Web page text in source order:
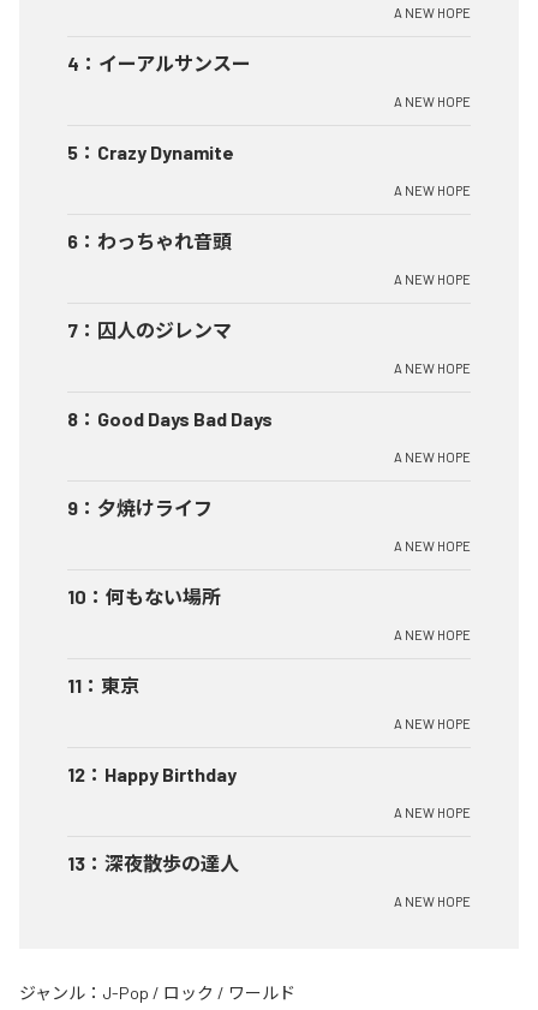
A NEW HOPE
4 ： イーアルサンスー
A NEW HOPE
5 ： Crazy Dynamite
A NEW HOPE
6 ： わっちゃれ音頭
A NEW HOPE
7 ： 囚人のジレンマ
A NEW HOPE
8 ： Good Days Bad Days
A NEW HOPE
9 ： 夕焼けライフ
A NEW HOPE
10 ： 何もない場所
A NEW HOPE
11 ： 東京
A NEW HOPE
12 ： Happy Birthday
A NEW HOPE
13 ： 深夜散歩の達人
A NEW HOPE
ジャンル： J-Pop / ロック / ワールド